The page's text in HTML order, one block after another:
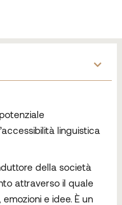
linguistica
della società
attraverso il quale
e idee. È un